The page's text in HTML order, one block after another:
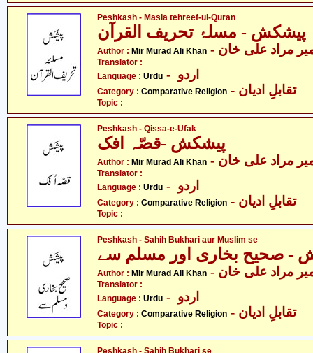
Peshkash - Masla tehreef-ul-Quran
پیشکش - مسلۂ تحریف القرآن
Author : Mir Murad Ali Khan میر مراد علی خان
Translator :
Language : Urdu
Category : Comparative Religion - تقابلِ ادیان
Topic :
Peshkash - Qissa-e-Ufak
پیشکش -قصّہ افک
Author : Mir Murad Ali Khan میر مراد علی خان
Translator :
Language : Urdu
Category : Comparative Religion - تقابلِ ادیان
Topic :
Peshkash - Sahih Bukhari aur Muslim se
- صحیح بخاری اور مسلم سے
Author : Mir Murad Ali Khan میر مراد علی خان
Translator :
Language : Urdu
Category : Comparative Religion - تقابلِ ادیان
Topic :
Peshkash - Sahih Bukhari se